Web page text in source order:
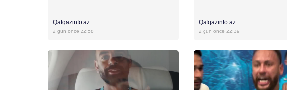
Qafqazinfo.az
2 gün öncə 22:58
Qafqazinfo.az
2 gün öncə 22:39